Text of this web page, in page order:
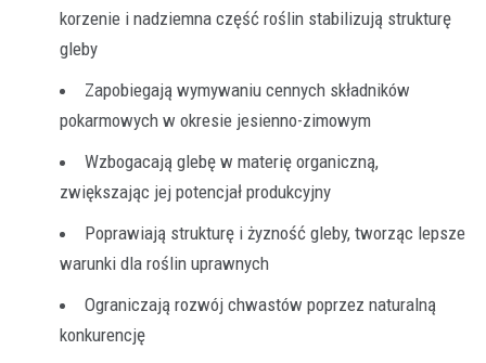
korzenie i nadziemna część roślin stabilizują strukturę
gleby
Zapobiegają wymywaniu cennych składników
pokarmowych w okresie jesienno-zimowym
Wzbogacają glebę w materię organiczną,
zwiększając jej potencjał produkcyjny
Poprawiają strukturę i żyzność gleby, tworząc lepsze
warunki dla roślin uprawnych
Ograniczają rozwój chwastów poprzez naturalną
konkurencję